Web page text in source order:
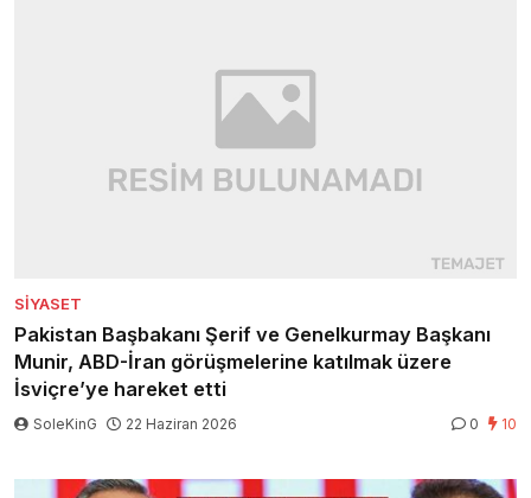
SIYASET
Pakistan Başbakanı Şerif ve Genelkurmay Başkanı
Munir, ABD-İran görüşmelerine katılmak üzere
İsviçre’ye hareket etti
SoleKinG 22 Haziran 2026 0 10